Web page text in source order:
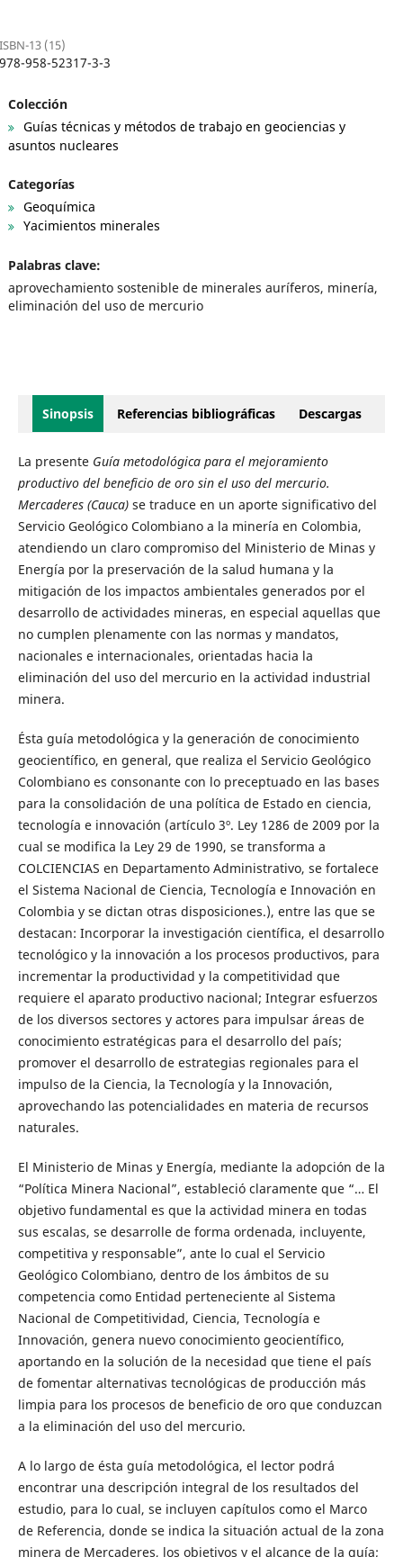
ISBN-13 (15)
978-958-52317-3-3
Colección
Guías técnicas y métodos de trabajo en geociencias y
asuntos nucleares
Categorías
Geoquímica
Yacimientos minerales
Palabras clave:
aprovechamiento sostenible de minerales auríferos, minería,
eliminación del uso de mercurio
Sinopsis Referencias bibliográficas Descargas
La presente Guía metodológica para el mejoramiento
productivo del beneficio de oro sin el uso del mercurio.
Mercaderes (Cauca)se traduce en un aporte significativo del
Servicio Geológico Colombiano a la minería en Colombia,
atendiendo un claro compromiso del Ministerio de Minas y
Energía por la preservación de la salud humana y la
mitigación de los impactos ambientales generados por el
desarrollo de actividades mineras, en especial aquellas que
no cumplen plenamente con las normas y mandatos,
nacionales e internacionales, orientadas hacia la
eliminación del uso del mercurio en la actividad industrial
minera.
Ésta guía metodológica y la generación de conocimiento
geocientífico, en general, que realiza el Servicio Geológico
Colombiano es consonante con lo preceptuado en las bases
para la consolidación de una política de Estado en ciencia,
tecnología e innovación (artículo 3º. Ley 1286 de 2009 por la
cual se modifica la Ley 29 de 1990, se transforma a
COLCIENCIAS en Departamento Administrativo, se fortalece
el Sistema Nacional de Ciencia, Tecnología e Innovación en
Colombia y se dictan otras disposiciones.), entre las que se
destacan: Incorporar la investigación científica, el desarrollo
tecnológico y la innovación a los procesos productivos, para
incrementar la productividad y la competitividad que
requiere el aparato productivo nacional; Integrar esfuerzos
de los diversos sectores y actores para impulsar áreas de
conocimiento estratégicas para el desarrollo del país;
promover el desarrollo de estrategias regionales para el
impulso de la Ciencia, la Tecnología y la Innovación,
aprovechando las potencialidades en materia de recursos
naturales.
El Ministerio de Minas y Energía, mediante la adopción de la
“Política Minera Nacional”, estableció claramente que “… El
objetivo fundamental es que la actividad minera en todas
sus escalas, se desarrolle de forma ordenada, incluyente,
competitiva y responsable”, ante lo cual el Servicio
Geológico Colombiano, dentro de los ámbitos de su
competencia como Entidad perteneciente al Sistema
Nacional de Competitividad, Ciencia, Tecnología e
Innovación, genera nuevo conocimiento geocientífico,
aportando en la solución de la necesidad que tiene el país
de fomentar alternativas tecnológicas de producción más
limpia para los procesos de beneficio de oro que conduzcan
a la eliminación del uso del mercurio.
A lo largo de ésta guía metodológica, el lector podrá
encontrar una descripción integral de los resultados del
estudio, para lo cual, se incluyen capítulos como el Marco
de Referencia, donde se indica la situación actual de la zona
minera de Mercaderes, los objetivos y el alcance de la guía;